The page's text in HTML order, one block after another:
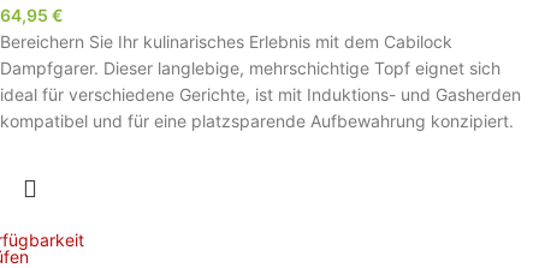
64,95 €
Bereichern Sie Ihr kulinarisches Erlebnis mit dem Cabilock
Dampfgarer. Dieser langlebige, mehrschichtige Topf eignet sich
ideal für verschiedene Gerichte, ist mit Induktions- und Gasherden
kompatibel und für eine platzsparende Aufbewahrung konzipiert.